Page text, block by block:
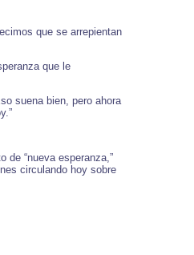
que se arrepientan
que le
suena bien, pero ahora
de “nueva esperanza,”
circulando hoy sobre